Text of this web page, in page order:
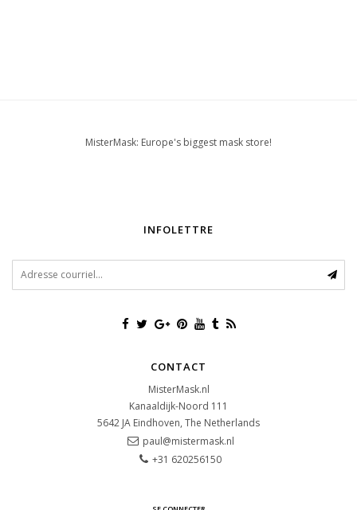
MisterMask: Europe's biggest mask store!
INFOLETTRE
CONTACT
MisterMask.nl
Kanaaldijk-Noord 111
5642 JA Eindhoven, The Netherlands
paul@mistermask.nl
+31 620256150